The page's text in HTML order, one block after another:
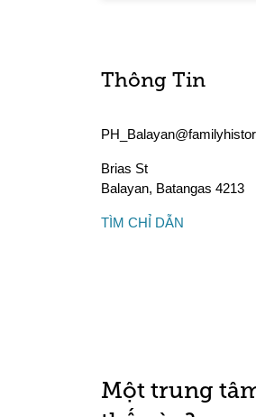
Thông Tin
Brias St
Balayan, Batangas 4213
TÌM CHỈ DẪN
Một trung